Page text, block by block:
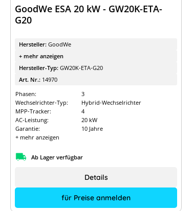
GoodWe ESA 20 kW - GW20K-ETA-
G20
Hersteller: GoodWe
+ mehr anzeigen
Hersteller-Typ: GW20K-ETA-G20
Art. Nr.: 14970
Phasen:
3
Wechselrichter-Typ:
Hybrid-Wechselrichter
MPP-Tracker:
4
AC-Leistung:
20 kW
Garantie:
10 Jahre
+ mehr anzeigen
Ab Lager verfügbar
für Preise anmelden
Details